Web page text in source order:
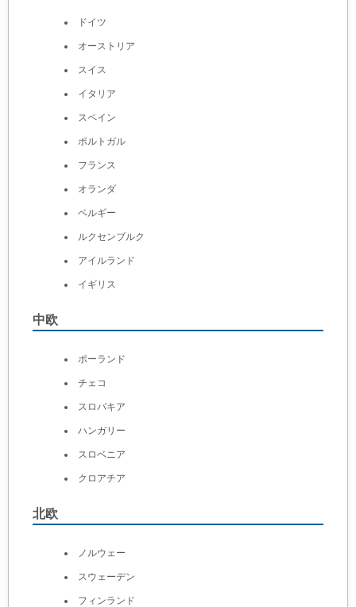
ドイツ
オーストリア
スイス
イタリア
スペイン
ポルトガル
フランス
オランダ
ベルギー
ルクセンブルク
アイルランド
イギリス
中欧
ポーランド
チェコ
スロバキア
ハンガリー
スロベニア
クロアチア
北欧
ノルウェー
スウェーデン
フィンランド